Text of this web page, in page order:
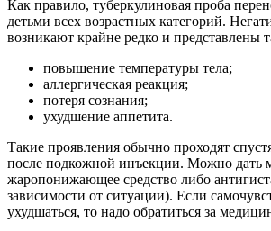
Как правило, туберкулиновая проба
детьми всех возрастных категорий.
возникают крайне редко и представлены
повышение температуры тела;
аллергическая реакция;
потеря сознания;
ухудшение аппетита.
Такие проявления обычно проходят
после подкожной инъекции. Можно дать
жаропонижающее средство либо
зависимости от ситуации). Если
ухудшаться, то надо обратиться за